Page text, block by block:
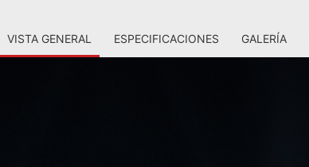
VISTA GENERAL ESPECIFICACIONES GALERÍA